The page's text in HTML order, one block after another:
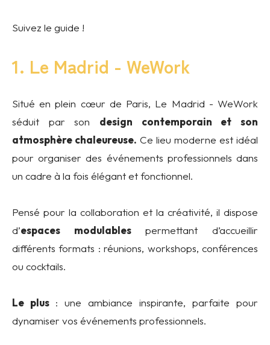
Suivez le guide !
1. Le Madrid - WeWork
Situé en plein cœur de Paris, Le Madrid - WeWork
séduit par son design contemporain et son
atmosphère chaleureuse. Ce lieu moderne est idéal
pour organiser des événements professionnels dans
un cadre à la fois élégant et fonctionnel.
Pensé pour la collaboration et la créativité, il dispose
d’espaces modulablespermettant d’accueillir
différents formats : réunions, workshops, conférences
ou cocktails.
Le plus : une ambiance inspirante, parfaite pour
dynamiser vos événements professionnels.